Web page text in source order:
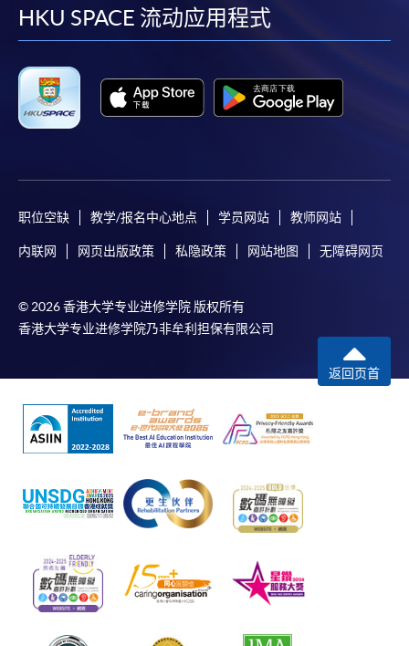
facebook
youtube
linkedin
HKU SPACE 流动应用程式
职位空缺 教学/报名中心地点 学员网站 教师网站
内联网 网页出版政策 私隐政策 网站地图 无障碍网页
© 2026 香港大学专业进修学院 版权所有
香港大学专业进修学院乃非牟利担保有限公司
返回页首